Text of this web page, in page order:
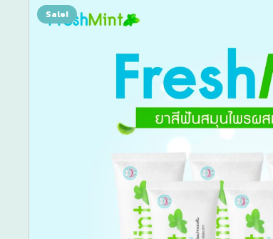
Sale!